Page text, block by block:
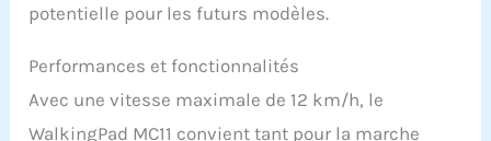
dans un confort et un
zone de course
pad MC11, qui mesure 120
x 44 centimètres et
potentielle pour les futurs modèles.
Performances et fonctionnalités
Avec une vitesse maximale de 12 km/h, le
WalkingPad MC11 convient tant pour la marche